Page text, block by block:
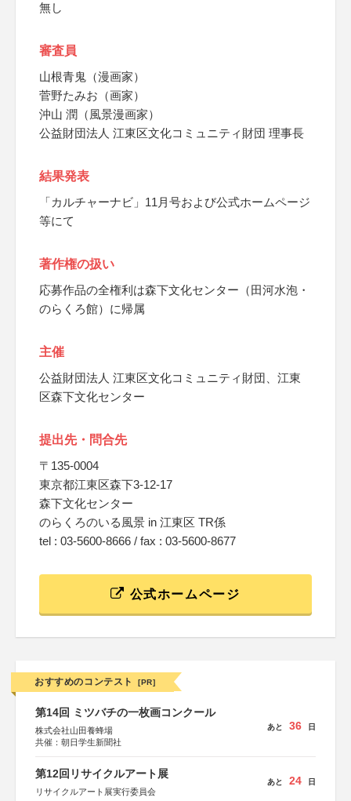
無し
審査員
山根青鬼（漫画家）
菅野たみお（画家）
沖山 潤（風景漫画家）
公益財団法人 江東区文化コミュニティ財団 理事長
結果発表
「カルチャーナビ」11月号および公式ホームページ
等にて
著作権の扱い
応募作品の全権利は森下文化センター（田河水泡・
のらくろ館）に帰属
主催
公益財団法人 江東区文化コミュニティ財団、江東
区森下文化センター
提出先・問合先
〒135-0004
東京都江東区森下3-12-17
森下文化センター
のらくろのいる風景 in 江東区 TR係
tel : 03-5600-8666 / fax : 03-5600-8677
公式ホームページ
おすすめのコンテスト [PR]
第14回 ミツバチの一枚画コンクール
株式会社山田養蜂場
共催：朝日学生新聞社
あと 36 日
第12回リサイクルアート展
リサイクルアート展実行委員会
あと 24 日